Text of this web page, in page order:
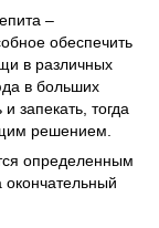
–
обеспечить
в различных
в больших
запекать, тогда
решением.
определенным
окончательный